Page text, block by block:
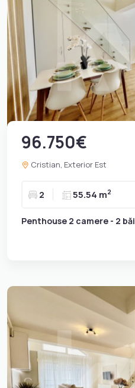
96.750€
Cristian, Exterior Est
2 55.54 m2
Penthouse 2 camere - 2 băi